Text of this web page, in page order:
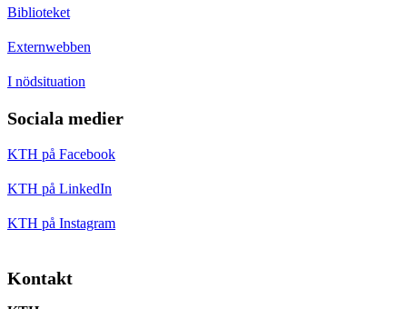
Biblioteket
Externwebben
I nödsituation
Sociala medier
KTH på Facebook
KTH på LinkedIn
KTH på Instagram
Kontakt